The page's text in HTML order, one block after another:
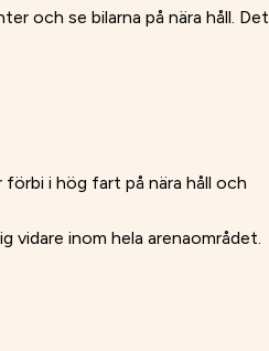
och se bilarna på nära håll. Det
förbi i hög fart på nära håll och
vidare inom hela arenaområdet.